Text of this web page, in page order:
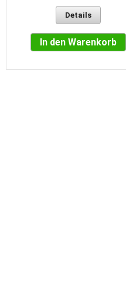
Details
In den Warenkorb